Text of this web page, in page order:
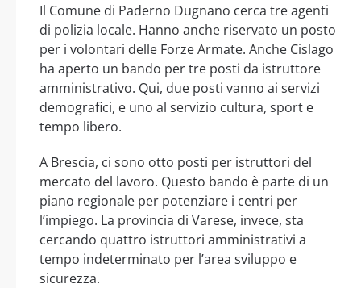
Il Comune di Paderno Dugnano cerca tre agenti
di polizia locale. Hanno anche riservato un posto
per i volontari delle Forze Armate. Anche Cislago
ha aperto un bando per tre posti da istruttore
amministrativo. Qui, due posti vanno ai servizi
demografici, e uno al servizio cultura, sport e
tempo libero.
A Brescia, ci sono otto posti per istruttori del
mercato del lavoro. Questo bando è parte di un
piano regionale per potenziare i centri per
l’impiego. La provincia di Varese, invece, sta
cercando quattro istruttori amministrativi a
tempo indeterminato per l’area sviluppo e
sicurezza.